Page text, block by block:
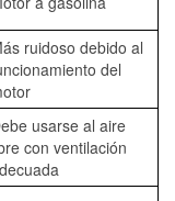
ruidoso debido al
del
usarse al aire
con ventilación